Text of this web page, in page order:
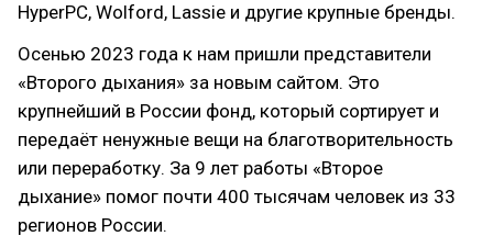
HyperPC, Wolford, Lassie и другие крупные бренды.
Осенью 2023 года к нам пришли представители
«Второго дыхания» за новым сайтом. Это
крупнейший в России фонд, который сортирует и
передаёт ненужные вещи на благотворительность
или переработку. За 9 лет работы «Второе
дыхание» помог почти 400 тысячам человек из 33
регионов России.